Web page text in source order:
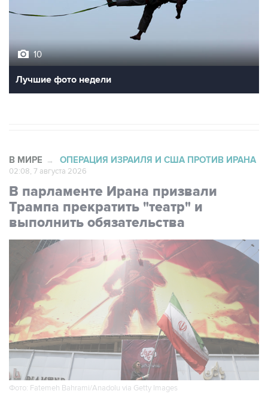
10
Лучшие фото недели
В МИРЕ → ОПЕРАЦИЯ ИЗРАИЛЯ И США ПРОТИВ ИРАНА
02:08, 7 августа 2026
В парламенте Ирана призвали
Трампа прекратить "театр" и
выполнить обязательства
Фото: Fatemeh Bahrami/Anadolu via Getty Images